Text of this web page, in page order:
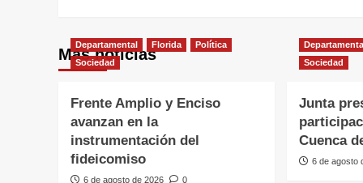
Más noticias
Departamental Florida
Política
Sociedad
Frente Amplio y Enciso
avanzan en la
instrumentación del
fideicomiso
6 de agosto de 2026 0
Sociedad
Junta
Cuenca
6 de agosto